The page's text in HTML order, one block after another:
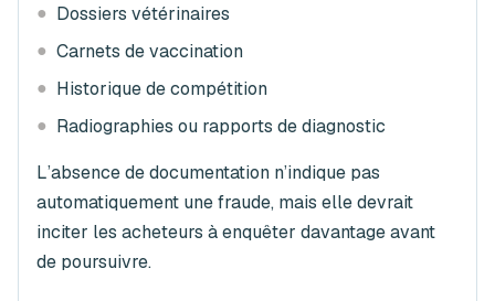
● Dossiers vétérinaires
● Carnets de vaccination
● Historique de compétition
● Radiographies ou rapports de diagnostic
L’absence de documentation n’indique pas
automatiquement une fraude, mais elle devrait
inciter les acheteurs à enquêter davantage avant
de poursuivre.